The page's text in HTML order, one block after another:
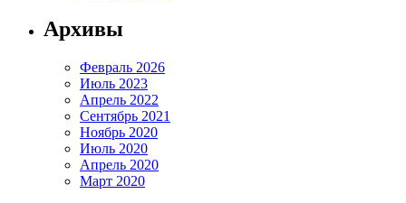
Архивы
Февраль 2026
Июль 2023
Апрель 2022
Сентябрь 2021
Ноябрь 2020
Июль 2020
Апрель 2020
Март 2020